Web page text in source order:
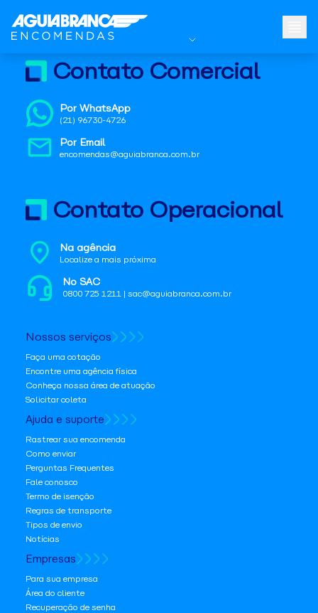
Contato Comercial
Por WhatsApp
(21) 96730-4726
Por Email
encomendas@aguiabranca.com.br
Contato Operacional
Na agência
Localize a mais próxima
No SAC
0800 725 1211 | sac@aguiabranca.com.br
Nossos serviços
Faça uma cotação
Encontre uma agência física
Conheça nossa área de atuação
Solicitar coleta
Ajuda e suporte
Rastrear sua encomenda
Como enviar
Perguntas Frequentes
Fale conosco
Termo de isenção
Regras de transporte
Tipos de envio
Notícias
Empresas
Para sua empresa
Área do cliente
Recuperação de senha